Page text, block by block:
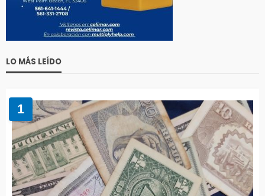
LO MÁS LEÍDO
1